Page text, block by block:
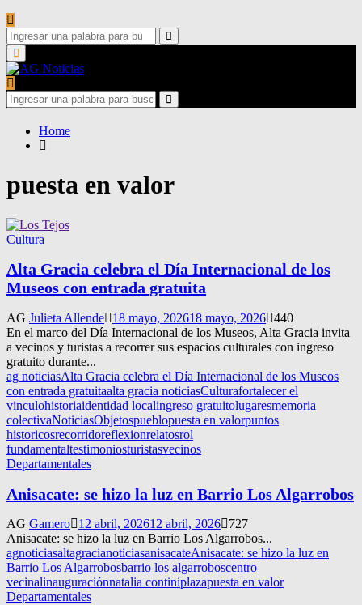
Search
for:
Search
Primary
Menu
Search
for:
Search
Home
puesta en valor
Cultura
Alta Gracia celebra el Día Internacional de los
Museos con entrada gratuita
AG Julieta Allende 18 mayo, 202618 mayo, 2026 440
En el marco del Día Internacional de los Museos, Alta Gracia invita
a vecinos y turistas a recorrer sus espacios culturales con ingreso
gratuito durante...
ag noticiasAlta Gracia celebra el Día Internacional de los Museos
con entrada gratuitaalta gracia noticiasCulturafortalecer el
vinculohistoriaidentidad localingreso gratuitolugaresmemoria
colectivaNoticiasObjetospueblopuesta en valorpuntos
historicosrecorridoreflexionrelatosrol
fundamentaltestimoniosturistasvecinos
Departamentales
Anisacate: se hizo la luz en Barrio Los Algarrobos
AG Gamero 12 abril, 202612 abril, 2026
727
Anisacate: se hizo la luz en Barrio Los Algarrobos...
agnoticiasaltagracianoticiasanisacateAnisacate: se hizo la luz en
Barrio Los Algarrobosbarrio los algarroboscentro
vecinalinauguraciónnatalia continiplazapuesta en valor
Departamentales